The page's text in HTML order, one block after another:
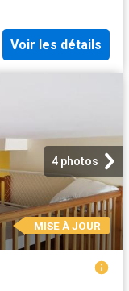
Voir les détails
4 photos
MISE À JOUR